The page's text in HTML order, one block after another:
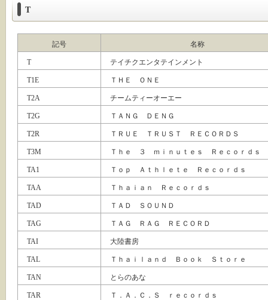
T
記号 名称
T テイチクエンタテインメント
T1E ＴＨＥ ＯＮＥ
T2A チームティーオーエー
T2G ＴＡＮＧ ＤＥＮＧ
T2R ＴＲＵＥ ＴＲＵＳＴ ＲＥＣＯＲＤＳ
T3M Ｔｈｅ ３ ｍｉｎｕｔｅｓ Ｒｅｃｏｒｄｓ
TA1 Ｔｏｐ Ａｔｈｌｅｔｅ Ｒｅｃｏｒｄｓ
TAA Ｔｈａｉａｎ Ｒｅｃｏｒｄｓ
TAD ＴＡＤ ＳＯＵＮＤ
TAG ＴＡＧ ＲＡＧ ＲＥＣＯＲＤ
TAI 大陸書房
TAL Ｔｈａｉｌａｎｄ Ｂｏｏｋ Ｓｔｏｒｅ
TAN とらのあな
TAR Ｔ．Ａ．Ｃ．Ｓ ｒｅｃｏｒｄｓ